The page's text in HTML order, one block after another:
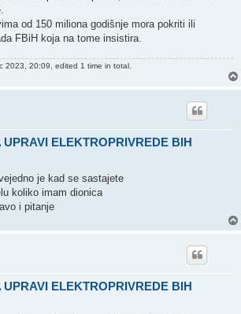
od 150 miliona godišnje mora pokriti ili
FBiH koja na tome insistira.
2023, 20:09, edited 1 time in total.
ELEKTROPRIVREDE BIH
je kad se sastajete
koliko imam dionica
i pitanje
ELEKTROPRIVREDE BIH